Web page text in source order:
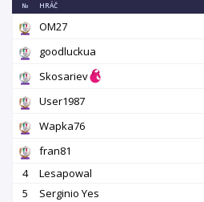
№ HRÁČ
OM27
goodluckua
Skosariev
User1987
Wapka76
fran81
4
Lesapowal
5
Serginio Yes